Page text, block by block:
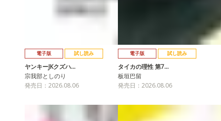
電子版 試し読み
ヤンキーJKクズハ…
宗我部としのり
発売日：2026.08.06
電子版 試し読み
タイカの理性 第7…
板垣巴留
発売日：2026.08.06